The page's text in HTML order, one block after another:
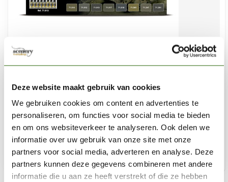
Deze website maakt gebruik van cookies
We gebruiken cookies om content en advertenties te
personaliseren, om functies voor social media te bieden
en om ons websiteverkeer te analyseren. Ook delen we
informatie over uw gebruik van onze site met onze
partners voor social media, adverteren en analyse. Deze
partners kunnen deze gegevens combineren met andere
informatie die u aan ze heeft verstrekt of die ze hebben
Model Air AFV Series Russian Greens - 8 kleuren - 17ml -
71613
€24,06
Niet op voorraad